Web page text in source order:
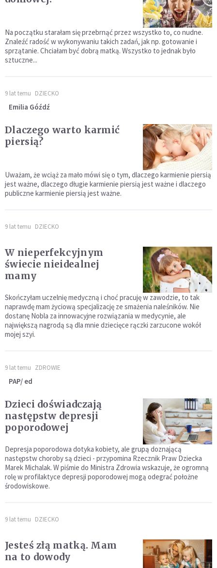
Na początku starałam się przebrnąć przez wszystko to, co nudne.
Znaleźć radość w wykonywaniu takich zadań, jak np. gotowanie i
sprzątanie. Chciałam być dobrą matką. Wszystko to jednak było
sztuczne...
9 lat temu DZIECKO
Emilia Góźdź
Dlaczego warto karmić
piersią?
Uważam, że wciąż za mało mówi się o tym, dlaczego karmienie piersią
jest ważne, dlaczego długie karmienie piersią jest ważne i dlaczego
publiczne karmienie piersią jest ważne.
9 lat temu DZIECKO
W nieperfekcyjnym
świecie nieidealnej
mamy
Skończyłam uczelnię medyczną i choć pracuję w zawodzie, to tak
naprawdę mam życiową specjalizację ze smażenia naleśników. Nie
dostanę Nobla za innowacyjne rozwiązania w medycynie, ale
największą nagrodą są dla mnie dziecięce rączki zarzucone wokół
mojej szyi.
9 lat temu ZDROWIE
PAP/ ed
Dzieci doświadczają
następstw depresji
poporodowej
Depresja poporodowa dotyka kobiety, ale grupą doznającą
następstw choroby są dzieci - przypomina Rzecznik Praw Dziecka
Marek Michalak. W piśmie do Ministra Zdrowia wskazuje, że ogromną
rolę w profilaktyce depresji poporodowej mogą odegrać położne
środowiskowe.
9 lat temu DZIECKO
Jesteś złą matką. Mam
na to dowody